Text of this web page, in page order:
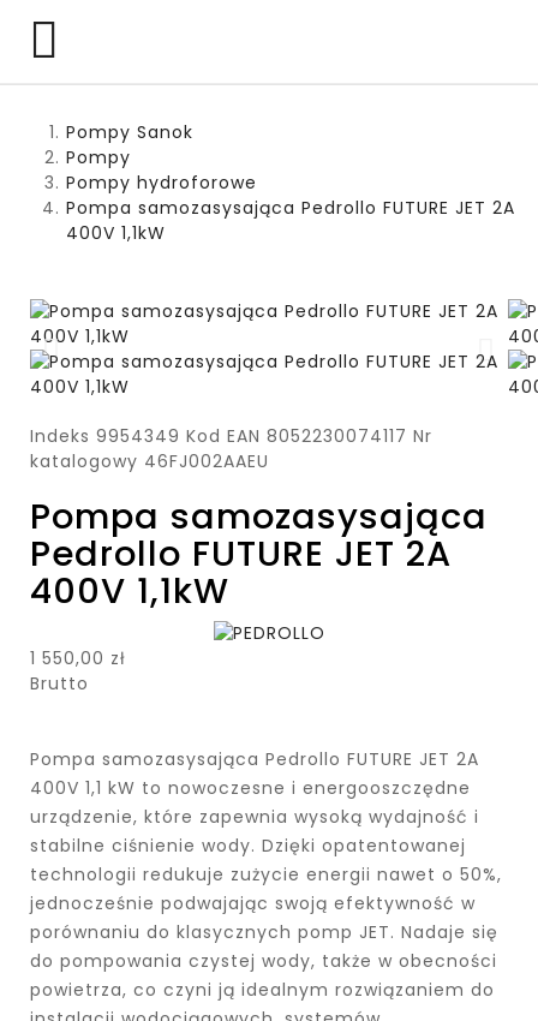

Pompy Sanok
Pompy
Pompy hydroforowe
Pompa samozasysająca Pedrollo FUTURE JET 2A
400V 1,1kW
Indeks 9954349 Kod EAN 8052230074117 Nr
katalogowy 46FJ002AAEU
Pompa samozasysająca
Pedrollo FUTURE JET 2A
400V 1,1kW
1 550,00 zł
Brutto
Pompa samozasysająca Pedrollo FUTURE JET 2A
400V 1,1 kW to nowoczesne i energooszczędne
urządzenie, które zapewnia wysoką wydajność i
stabilne ciśnienie wody. Dzięki opatentowanej
technologii redukuje zużycie energii nawet o 50%,
jednocześnie podwajając swoją efektywność w
porównaniu do klasycznych pomp JET. Nadaje się
do pompowania czystej wody, także w obecności
powietrza, co czyni ją idealnym rozwiązaniem do